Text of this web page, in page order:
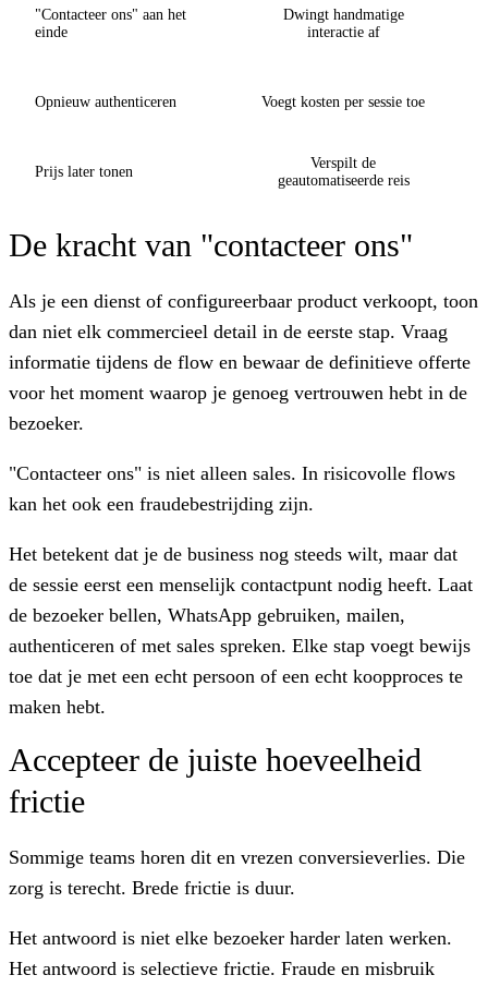
"Contacteer ons" aan het
einde
Dwingt handmatige
interactie af
Opnieuw authenticeren Voegt kosten per sessie toe
Prijs later tonen
Verspilt de
geautomatiseerde reis
De kracht van "contacteer ons"
Als je een dienst of configureerbaar product verkoopt, toon
dan niet elk commercieel detail in de eerste stap. Vraag
informatie tijdens de flow en bewaar de definitieve offerte
voor het moment waarop je genoeg vertrouwen hebt in de
bezoeker.
"Contacteer ons" is niet alleen sales. In risicovolle flows
kan het ook een fraudebestrijding zijn.
Het betekent dat je de business nog steeds wilt, maar dat
de sessie eerst een menselijk contactpunt nodig heeft. Laat
de bezoeker bellen, WhatsApp gebruiken, mailen,
authenticeren of met sales spreken. Elke stap voegt bewijs
toe dat je met een echt persoon of een echt koopproces te
maken hebt.
Accepteer de juiste hoeveelheid
frictie
Sommige teams horen dit en vrezen conversieverlies. Die
zorg is terecht. Brede frictie is duur.
Het antwoord is niet elke bezoeker harder laten werken.
Het antwoord is selectieve frictie. Fraude en misbruik